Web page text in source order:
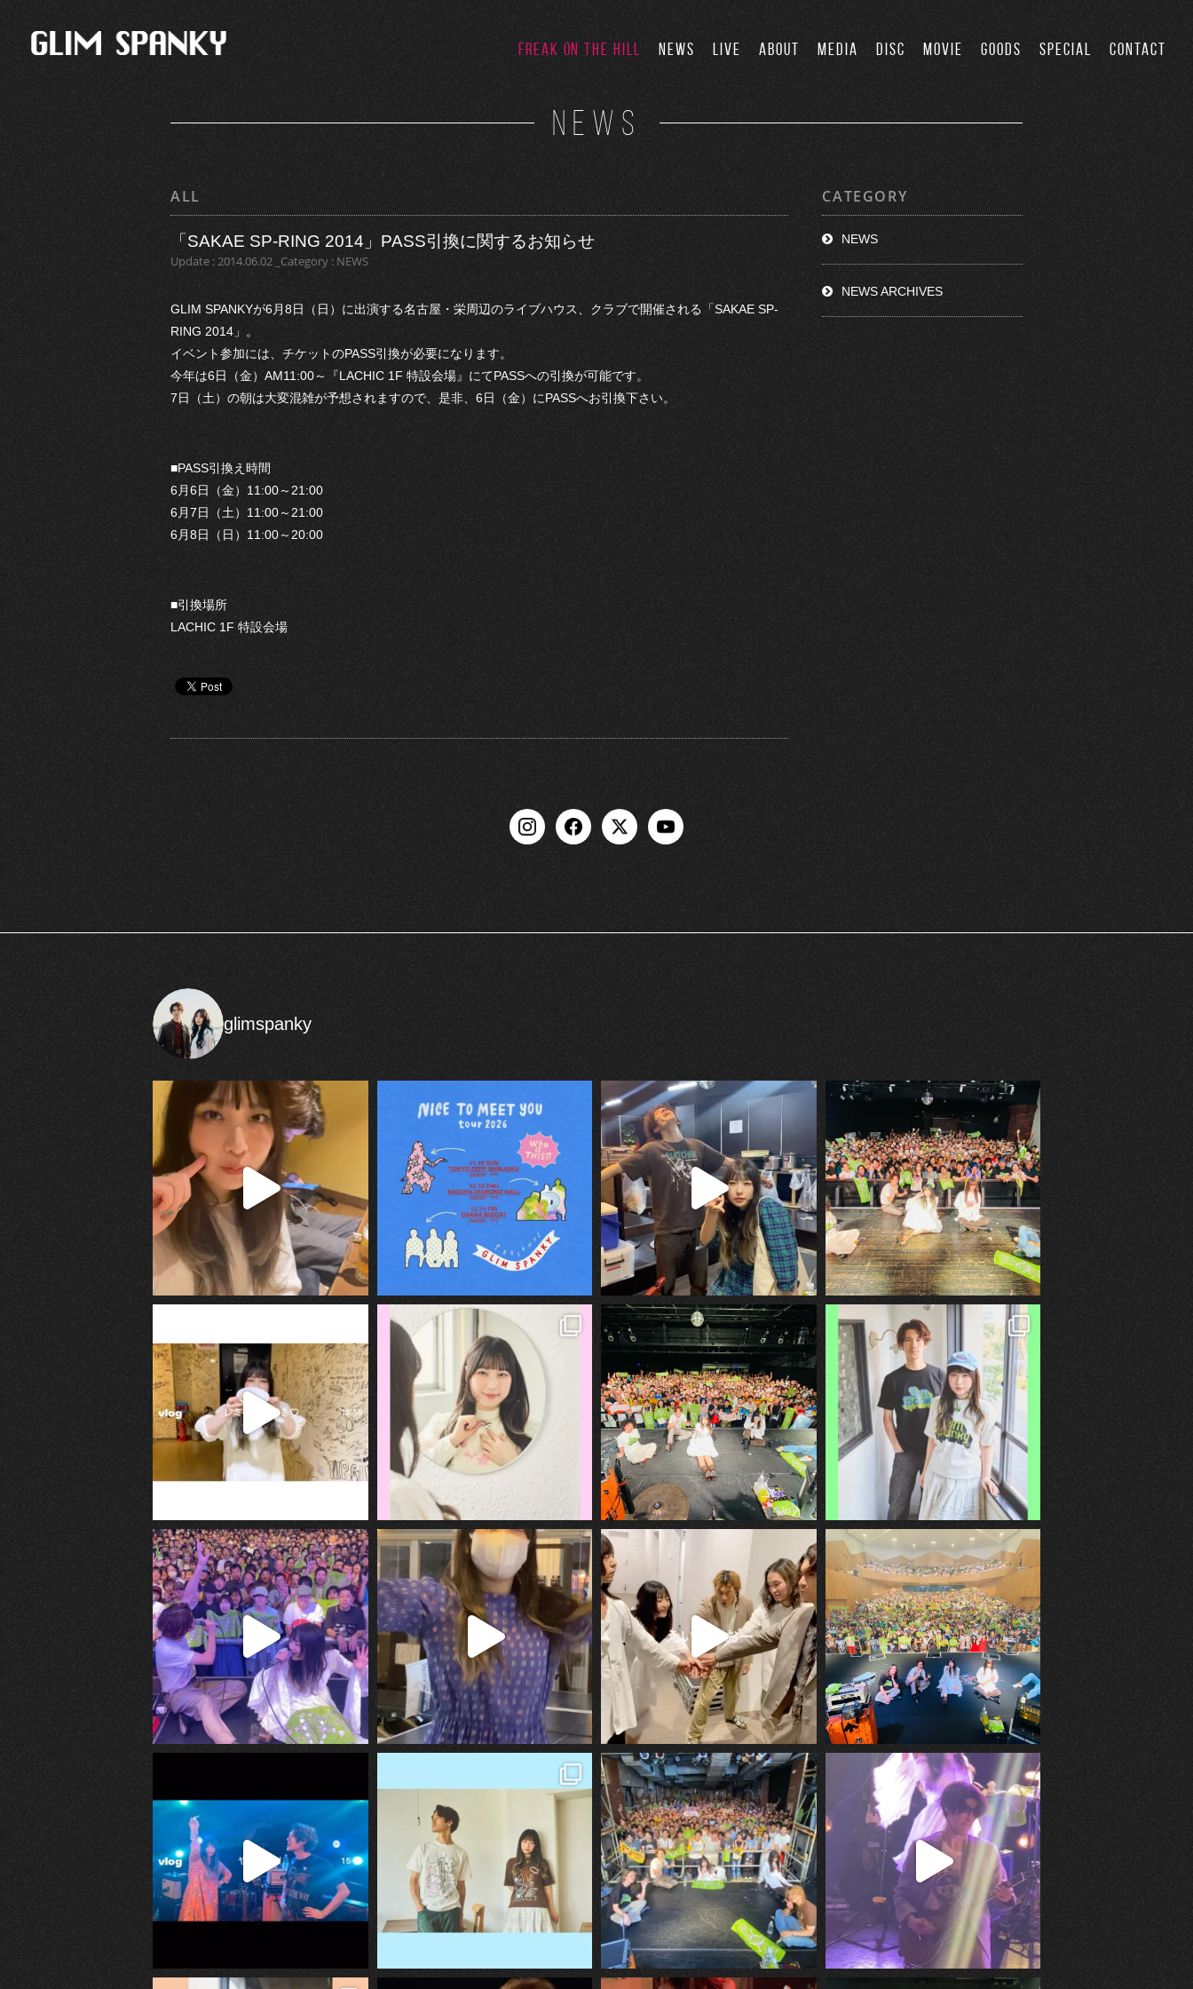
FREAK ON THE HILL NEWS LIVE ABOUT MEDIA DISC MOVIE GOODS SPECIAL CONTACT
NEWS
ALL
「SAKAE SP-RING 2014」PASS引換に関するお知らせ
Update : 2014.06.02 _Category : NEWS
GLIM SPANKYが6月8日（日）に出演する名古屋・栄周辺のライブハウス、クラブで開催される「SAKAE SP-
RING 2014」。
イベント参加には、チケットのPASS引換が必要になります。
今年は6日（金）AM11:00～『LACHIC 1F 特設会場』にてPASSへの引換が可能です。
7日（土）の朝は大変混雑が予想されますので、是非、6日（金）にPASSへお引換下さい。
■PASS引換え時間
6月6日（金）11:00～21:00
6月7日（土）11:00～21:00
6月8日（日）11:00～20:00
■引換場所
LACHIC 1F 特設会場
CATEGORY
NEWS
NEWS ARCHIVES
glimspanky